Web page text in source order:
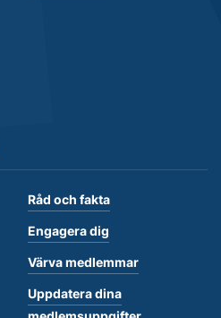
Forsvarsforbundet
company/
Råd och fakta
Engagera dig
Värva medlemmar
Uppdatera dina